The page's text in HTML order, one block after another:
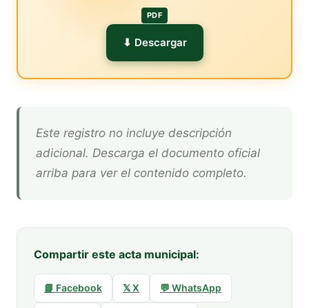
PDF
⬇ Descargar
Este registro no incluye descripción
adicional. Descarga el documento oficial
arriba para ver el contenido completo.
Compartir este acta municipal:
📘 Facebook 𝕏 X 💬 WhatsApp